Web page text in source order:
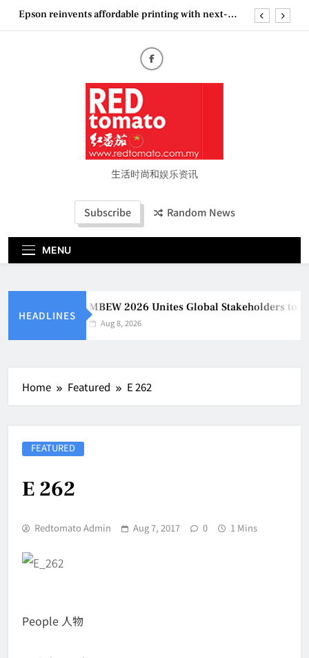
SkipEpson reinvents affordable printing with next-
MBEW 2026 Unites Global Stakeholders to Shape
the Future of Business Events
Vietjet Thailand Gears Up for Kuala Lumpur–
Bangkok Service Launch on9 October
Epson reinvents affordable printing with next-
generation EcoTank Series
Couture Fashion Week Malaysia 2026– Press
生活时尚和娱乐资讯
Subscribe Random News
MENU
HEADLINES
MBEW 2026 Unites Global Stakeholders to
Aug 8, 2026
Home Featured E 262
FEATURED
E 262
Redtomato Admin Aug 7, 2017 0 1 Mins
People 人物